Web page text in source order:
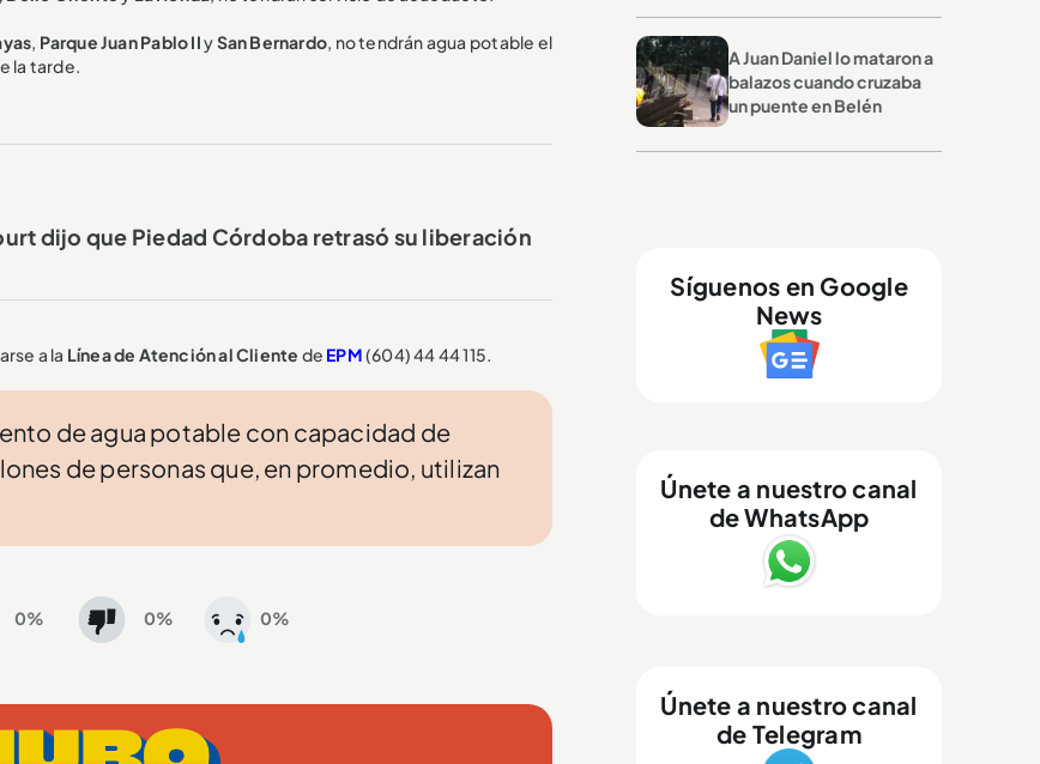
, Parque Juan Pablo IIySan Bernardo, no tendrán agua potable el
la tarde.
dijo que Piedad Córdoba retrasó su liberación
a la Línea de Atención al Cliente de EPM(604) 44 44 115.
de agua potable con capacidad de
de personas que, en promedio, utilizan
0% 0% 0%
A Juan Daniel lo mataron a
balazos cuando cruzaba
un puente en Belén
Síguenos en Google
News
Únete a nuestro canal
de WhatsApp
Únete a nuestro canal
de Telegram